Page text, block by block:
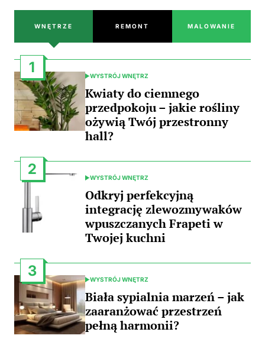
WNĘTRZE REMONT MALOWANIE
1
POSTED
IN
WYSTRÓJ WNĘTRZ
Kwiaty do ciemnego
przedpokoju – jakie rośliny
ożywią Twój przestronny
hall?
2
POSTED
IN
WYSTRÓJ WNĘTRZ
Odkryj perfekcyjną
integrację zlewozmywaków
wpuszczanych Frapeti w
Twojej kuchni
3
POSTED
IN
WYSTRÓJ WNĘTRZ
Biała sypialnia marzeń – jak
zaaranżować przestrzeń
pełną harmonii?